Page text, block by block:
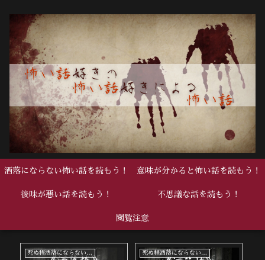
洒落にならない怖い話を読もう！ 意味が分かると怖い話を読もう！
後味が悪い話を読もう！ 不思議な話を読もう！
閲覧注意
中編 死ぬ程洒落にならない怖い話